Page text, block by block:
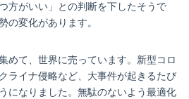
方がいい」との判断を下したそうで
の変化があります。
めて、世界に売っています。新型コロ
ライナ侵略など、大事件が起きるたび
になりました。無駄のないよう最適化